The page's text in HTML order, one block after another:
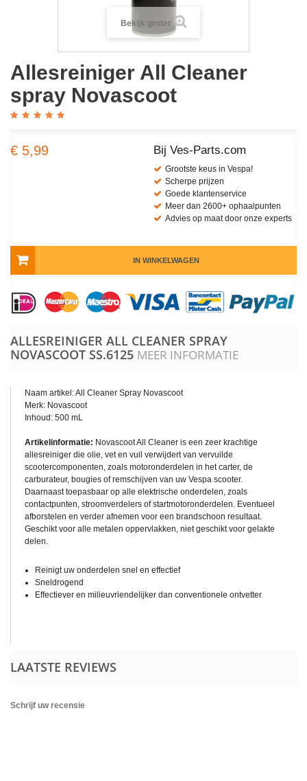
Bekijk groter
Allesreiniger All Cleaner
spray Novascoot
€ 5,99 Bij Ves-Parts.com
Grootste keus in Vespa!
Scherpe prijzen
Goede klantenservice
Meer dan 2600+ ophaalpunten
Advies op maat door onze experts
IN WINKELWAGEN
ALLESREINIGER ALL CLEANER SPRAY
NOVASCOOT SS.6125 MEER INFORMATIE
Naam artikel: All Cleaner Spray Novascoot
Merk: Novascoot
Inhoud: 500 mL
Artikelinformatie: Novascoot All Cleaner is een zeer krachtige
allesreiniger die olie, vet en vuil verwijdert van vervuilde
scootercomponenten, zoals motoronderdelen in het carter, de
carburateur, bougies of remschijven van uw Vespa scooter.
Daarnaast toepasbaar op alle elektrische onderdelen, zoals
contactpunten, stroomverdelers of startmotoronderdelen. Eventueel
afborstelen en verder afnemen voor een brandschoon resultaat.
Geschikt voor alle metalen oppervlakken, niet geschikt voor gelakte
delen.
Reinigt uw onderdelen snel en effectief
Sneldrogend
Effectiever en milieuvriendelijker dan conventionele ontvetter
LAATSTE REVIEWS
Schrijf uw recensie